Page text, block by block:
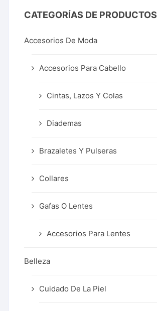
CATEGORÍAS DE PRODUCTOS
Accesorios De Moda
Accesorios Para Cabello
Cintas, Lazos Y Colas
Diademas
Brazaletes Y Pulseras
Collares
Gafas O Lentes
Accesorios Para Lentes
Belleza
Cuidado De La Piel